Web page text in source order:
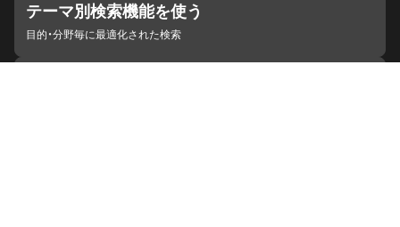
テーマ別検索機能を使う
目的・分野毎に最適化された検索